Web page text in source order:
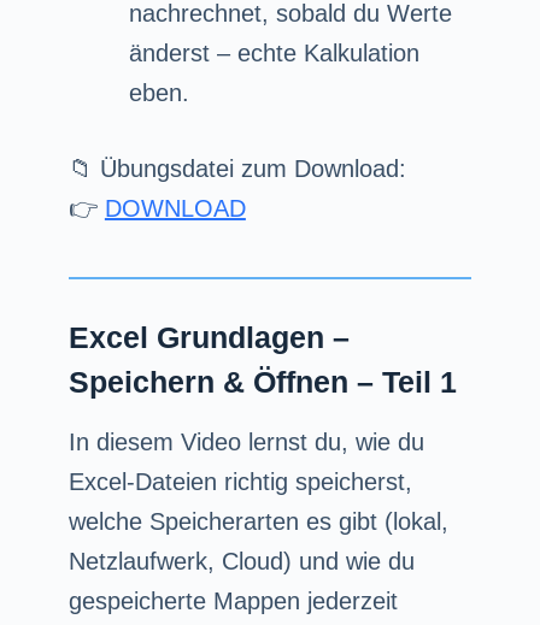
nachrechnet, sobald du Werte
änderst – echte Kalkulation
eben.
📁 Übungsdatei zum Download:
👉 DOWNLOAD
Excel Grundlagen –
Speichern & Öffnen – Teil 1
In diesem Video lernst du, wie du
Excel-Dateien richtig speicherst,
welche Speicherarten es gibt (lokal,
Netzlaufwerk, Cloud) und wie du
gespeicherte Mappen jederzeit